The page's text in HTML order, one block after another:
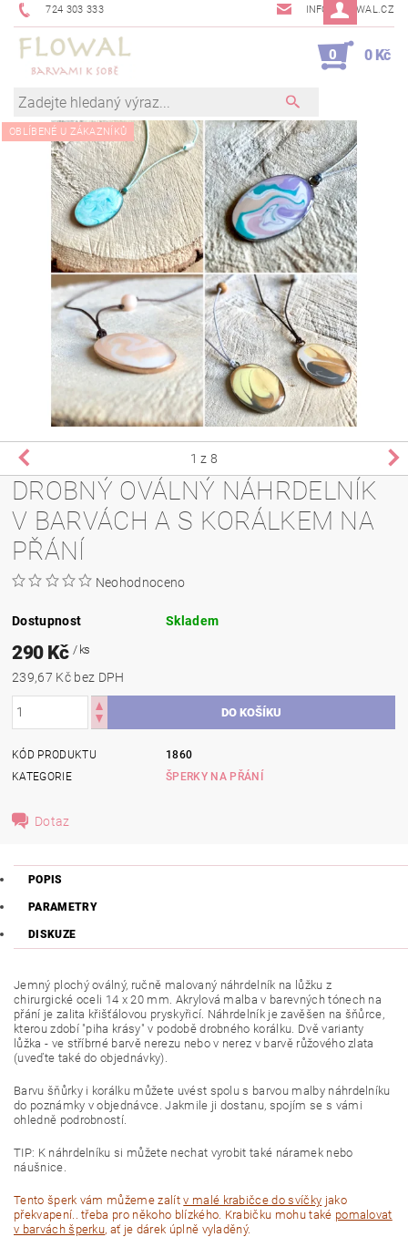
724 303 333 INFO@FLOWAL.CZ
0 0 Kč
OBLÍBENÉ U ZÁKAZNÍKŮ
1 z 8
DROBNÝ OVÁLNÝ NÁHRDELNÍK
V BARVÁCH A S KORÁLKEM NA
PŘÁNÍ
Neohodnoceno
Dostupnost Skladem
290 Kč / ks
239,67 Kč bez DPH
KÓD PRODUKTU
1860
KATEGORIE
ŠPERKY NA PŘÁNÍ
Dotaz
POPIS
PARAMETRY
DISKUZE
Jemný plochý oválný, ručně malovaný náhrdelník na lůžku z
chirurgické oceli 14 x 20 mm. Akrylová malba v barevných tónech na
přání je zalita křišťálovou pryskyřicí. Náhrdelník je zavěšen na šňůrce,
kterou zdobí "piha krásy" v podobě drobného korálku. Dvě varianty
lůžka - ve stříbrné barvě nerezu nebo v nerez v barvě růžového zlata
(uveďte také do objednávky).
Barvu šňůrky i korálku můžete uvést spolu s barvou malby náhrdelníku
do poznámky v objednávce. Jakmile ji dostanu, spojím se s vámi
ohledně podrobností.
TIP: K náhrdelníku si můžete nechat vyrobit také náramek nebo
náušnice.
Tento šperk vám můžeme zalítv malé krabičce do svíčky jako
překvapení.. třeba pro někoho blízkého. Krabičku mohu také pomalovat
v barvách šperku, ať je dárek úplně vyladěný.